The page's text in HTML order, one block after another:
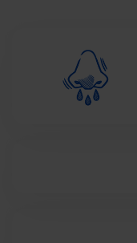
informacje o
stwardnienie
psychiczne to
artykuły na temat
radioterapii i
omówiona na
wieku dziecięcego